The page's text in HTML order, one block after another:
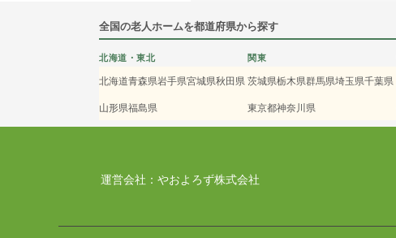
全国の老人ホームを都道府県から探す
北海道・東北
北海道青森県岩手県宮城県秋田県
山形県福島県
関東
茨城県栃木県群馬県埼玉県千葉県
東京都神奈川県
運営会社：やおよろず株式会社